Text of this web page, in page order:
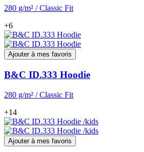
280 g/m² / Classic Fit
+6
Ajouter à mes favoris
B&C ID.333 Hoodie
280 g/m² / Classic Fit
+14
Ajouter à mes favoris